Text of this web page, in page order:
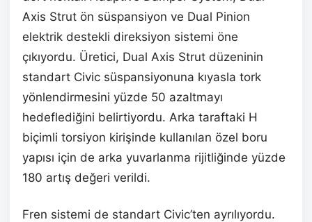
Axis Strut ön süspansiyon ve Dual Pinion
elektrik destekli direksiyon sistemi öne
çıkıyordu. Üretici, Dual Axis Strut düzeninin
standart Civic süspansiyonuna kıyasla tork
yönlendirmesini yüzde 50 azaltmayı
hedeflediğini belirtiyordu. Arka taraftaki H
biçimli torsiyon kirişinde kullanılan özel boru
yapısı için de arka yuvarlanma rijitliğinde yüzde
180 artış değeri verildi.
Fren sistemi de standart Civic’ten ayrılıyordu.